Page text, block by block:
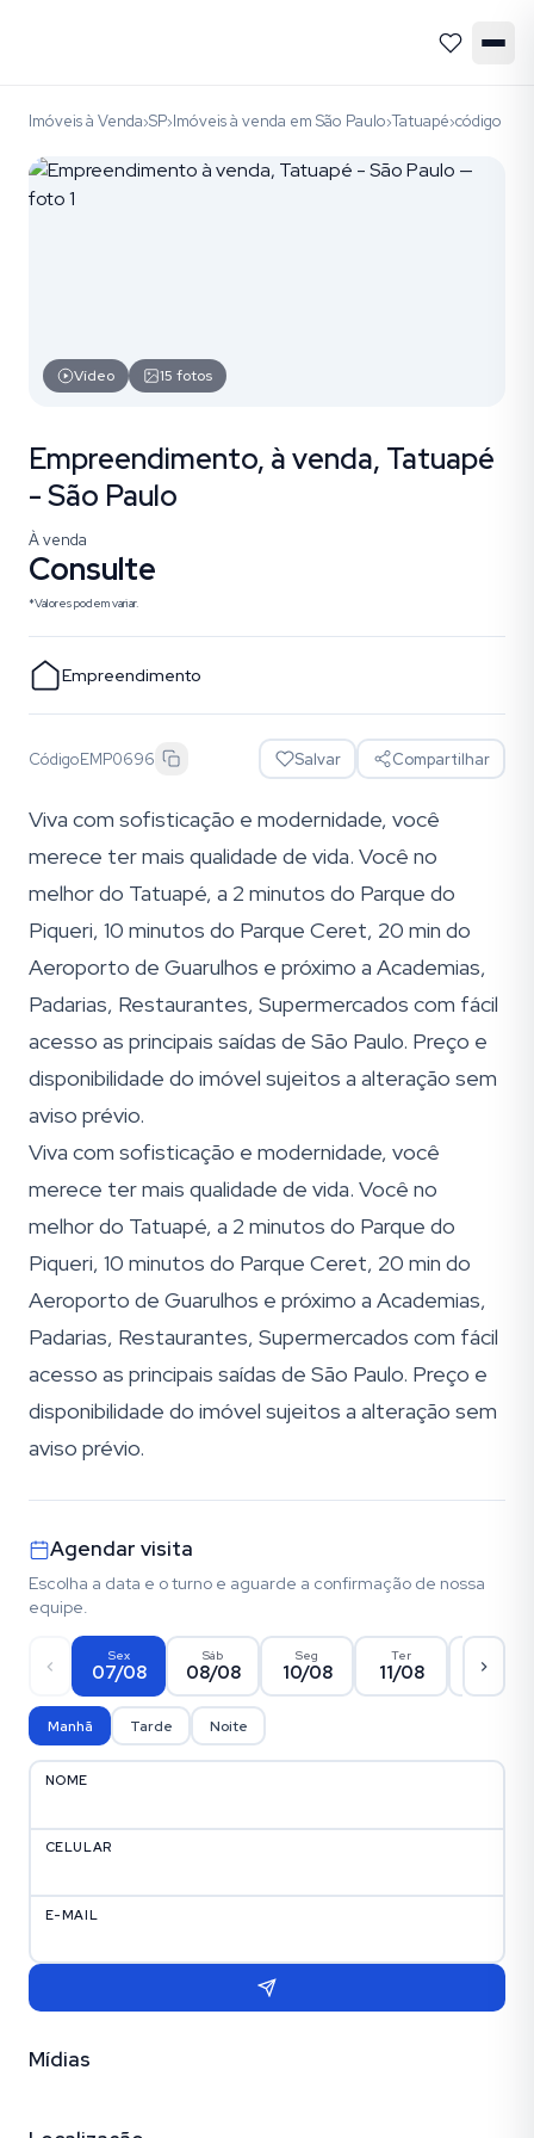
Imóveis à Venda›SP›Imóveis à venda em São Paulo›Tatuapé›código
Vídeo 15 fotos
Empreendimento, à venda, Tatuapé
- São Paulo
À venda
Consulte
*Valores podem variar.
Empreendimento
CódigoEMP0696 Salvar Compartilhar
Viva com sofisticação e modernidade, você
merece ter mais qualidade de vida. Você no
melhor do Tatuapé, a 2 minutos do Parque do
Piqueri, 10 minutos do Parque Ceret, 20 min do
Aeroporto de Guarulhos e próximo a Academias,
Padarias, Restaurantes, Supermercados com fácil
acesso as principais saídas de São Paulo. Preço e
disponibilidade do imóvel sujeitos a alteração sem
aviso prévio.
Viva com sofisticação e modernidade, você
merece ter mais qualidade de vida. Você no
melhor do Tatuapé, a 2 minutos do Parque do
Piqueri, 10 minutos do Parque Ceret, 20 min do
Aeroporto de Guarulhos e próximo a Academias,
Padarias, Restaurantes, Supermercados com fácil
acesso as principais saídas de São Paulo. Preço e
disponibilidade do imóvel sujeitos a alteração sem
aviso prévio.
Agendar visita
Escolha a data e o turno e aguarde a confirmação de nossa
equipe.
Sex
07/08
Sáb
08/08
Seg
10/08
Ter
11/08 12/08
Manhã Tarde Noite
NOME
CELULAR
E-MAIL
Mídias